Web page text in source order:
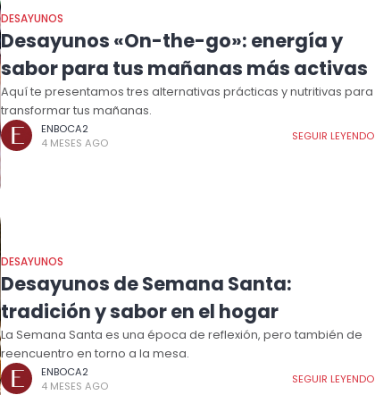
DESAYUNOS
Desayunos «On-the-go»: energía y
sabor para tus mañanas más activas
Aquí te presentamos tres alternativas prácticas y nutritivas para
transformar tus mañanas.
ENBOCA2
4 MESES AGO
SEGUIR LEYENDO
DESAYUNOS
Desayunos de Semana Santa:
tradición y sabor en el hogar
La Semana Santa es una época de reflexión, pero también de
reencuentro en torno a la mesa.
ENBOCA2
4 MESES AGO
SEGUIR LEYENDO